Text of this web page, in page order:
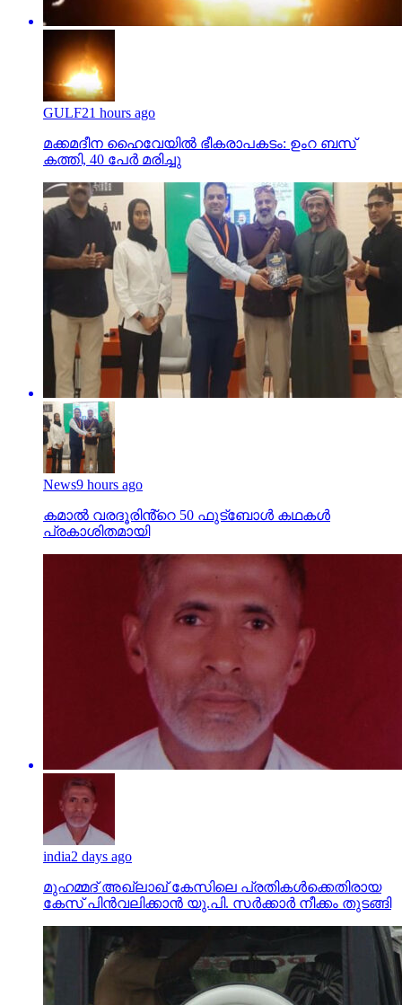
GULF21 hours ago
മക്കമദീന ഹൈവേയില്‍ ഭീകരാപകടം: ഉംറ ബസ്
കത്തി, 40 പേര്‍ മരിച്ചു
News9 hours ago
കമാൽ വരദൂരിൻ്റെ 50 ഫുട്ബോൾ കഥകൾ
പ്രകാശിതമായി
india2 days ago
മുഹമ്മദ് അഖ്‌ലാഖ് കേസിലെ പ്രതികള്‍ക്കെതിരായ
കേസ് പിന്‍വലിക്കാന്‍ യു.പി. സര്‍ക്കാര്‍ നീക്കം തുടങ്ങി